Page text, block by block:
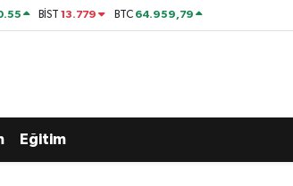
BİST13.779 BTC 64.959,79
Eğitim